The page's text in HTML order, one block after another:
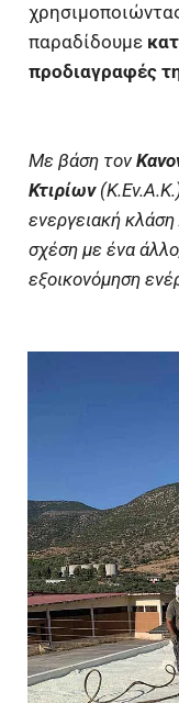
παραδίδουμε
προδιαγραφές
Με βάση τον
Κτιρίων
ενεργειακή
σχέση με ένα
εξοικονόμηση